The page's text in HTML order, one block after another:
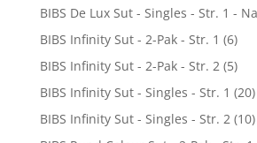
BIBS De Lux Sut - Singles - Str. 1 -
BIBS Infinity Sut - 2-Pak - Str. 1 (6)
BIBS Infinity Sut - 2-Pak - Str. 2 (5)
BIBS Infinity Sut - Singles - Str. 1 (20)
BIBS Infinity Sut - Singles - Str. 2 (10)